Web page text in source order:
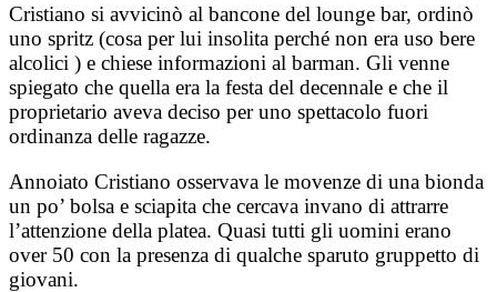
Cristiano si avvicinò al bancone del lounge bar, ordinò
uno spritz (cosa per lui insolita perché non era uso bere
alcolici ) e chiese informazioni al barman. Gli venne
spiegato che quella era la festa del decennale e che il
proprietario aveva deciso per uno spettacolo fuori
ordinanza delle ragazze.
Annoiato Cristiano osservava le movenze di una bionda
un po’ bolsa e sciapita che cercava invano di attrarre
l’attenzione della platea. Quasi tutti gli uomini erano
over 50 con la presenza di qualche sparuto gruppetto di
giovani.